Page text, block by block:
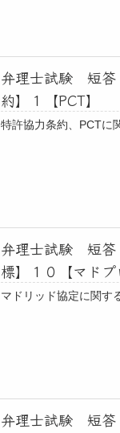
弁理士試験 短
約】１【PCT】
特許協力条約、PCTに
弁理士試験 短
標】１０【マドプ
マドリッド協定に関す
弁理士試験 短